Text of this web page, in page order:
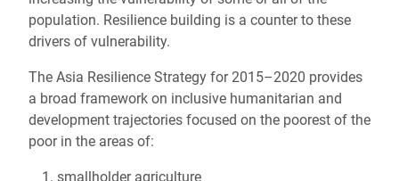
population. Resilience building is a counter to these
drivers of vulnerability.
The Asia Resilience Strategy for 2015–2020 provides
a broad framework on inclusive humanitarian and
development trajectories focused on the poorest of the
poor in the areas of:
smallholder agriculture